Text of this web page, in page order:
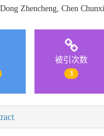
Zhencheng, Chen
被引次数
3